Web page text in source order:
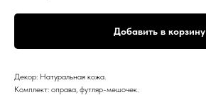
Добавить в корзину
Декор: Натуральная кожа.
Комплект: оправа, футляр-мешочек.